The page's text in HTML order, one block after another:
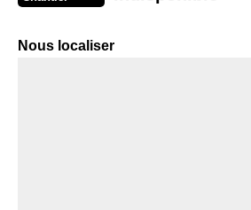
Nous localiser